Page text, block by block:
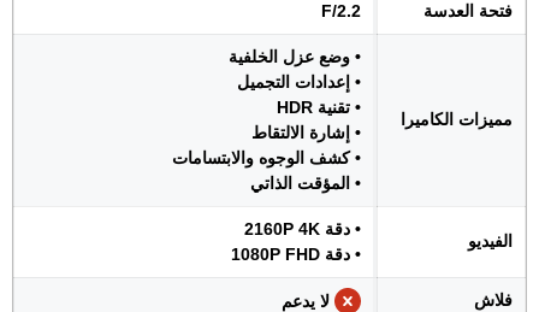
فتحة العدسة F/2.2
مميزات الكاميرا
• وضع عزل الخلفية
• إعدادات التجميل
• تقنية HDR
• إشارة الالتقاط
• كشف الوجوه والابتسامات
• المؤقت الذاتي
الفيديو
• دقة 2160P 4K
• دقة 1080P FHD
فلاش لا يدعم